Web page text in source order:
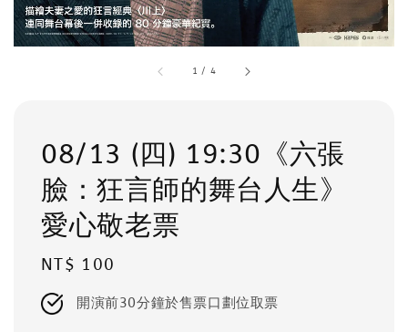
1 / 4
08/13 (四) 19:30《六張
臉：狂言師的舞台人生》
愛心敬老票
Regular
price
NT$ 100
開演前30分鐘於售票口劃位取票